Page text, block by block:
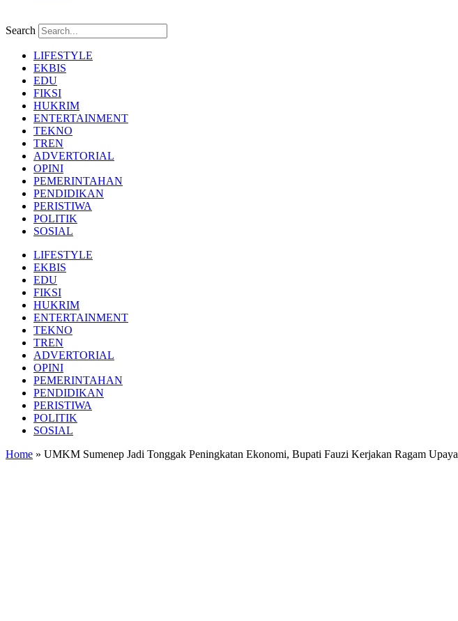
Search
LIFESTYLE
EKBIS
EDU
FIKSI
HUKRIM
ENTERTAINMENT
TEKNO
TREN
ADVERTORIAL
OPINI
PEMERINTAHAN
PENDIDIKAN
PERISTIWA
POLITIK
SOSIAL
LIFESTYLE
EKBIS
EDU
FIKSI
HUKRIM
ENTERTAINMENT
TEKNO
TREN
ADVERTORIAL
OPINI
PEMERINTAHAN
PENDIDIKAN
PERISTIWA
POLITIK
SOSIAL
Home » UMKM Sumenep Jadi Tonggak Peningkatan Ekonomi, Bupati Fauzi Kerjakan Ragam Upaya